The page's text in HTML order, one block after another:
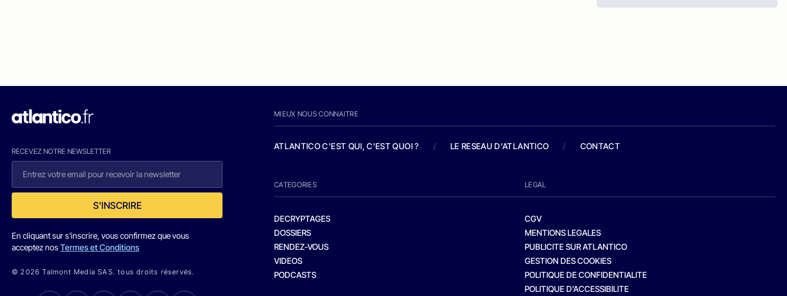
RECEVEZ NOTRE NEWSLETTER
S'INSCRIRE
En cliquant sur s'inscrire, vous confirmez que vous
acceptez nosTermes et Conditions
© 2026 Talmont Media SAS. tous droits réservés.
MIEUX NOUS CONNAITRE
ATLANTICO C'EST QUI, C'EST QUOI ? / LE RESEAU D'ATLANTICO / CONTACT
CATEGORIES
DECRYPTAGES
DOSSIERS
RENDEZ-VOUS
VIDEOS
PODCASTS
LEGAL
CGV
MENTIONS LEGALES
PUBLICITE SUR ATLANTICO
GESTION DES COOKIES
POLITIQUE DE CONFIDENTIALITE
POLITIQUE D’ACCESSIBILITE